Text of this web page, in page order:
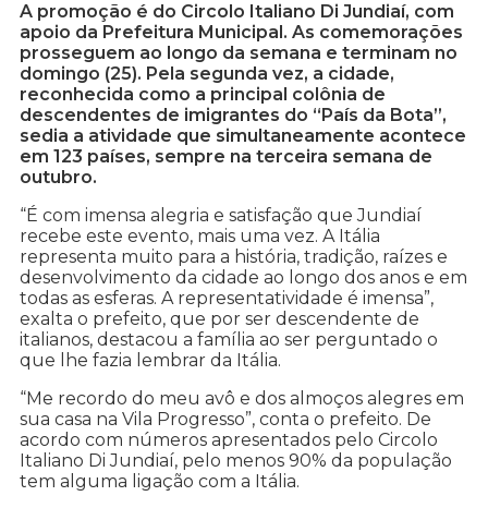
A promoção é do Circolo Italiano Di Jundiaí, com
apoio da Prefeitura Municipal. As comemorações
prosseguem ao longo da semana e terminam no
domingo (25). Pela segunda vez, a cidade,
reconhecida como a principal colônia de
descendentes de imigrantes do “País da Bota”,
sedia a atividade que simultaneamente acontece
em 123 países, sempre na terceira semana de
outubro.
“É com imensa alegria e satisfação que Jundiaí
recebe este evento, mais uma vez. A Itália
representa muito para a história, tradição, raízes e
desenvolvimento da cidade ao longo dos anos e em
todas as esferas. A representatividade é imensa”,
exalta o prefeito, que por ser descendente de
italianos, destacou a família ao ser perguntado o
que lhe fazia lembrar da Itália.
“Me recordo do meu avô e dos almoços alegres em
sua casa na Vila Progresso”, conta o prefeito. De
acordo com números apresentados pelo Circolo
Italiano Di Jundiaí, pelo menos 90% da população
tem alguma ligação com a Itália.